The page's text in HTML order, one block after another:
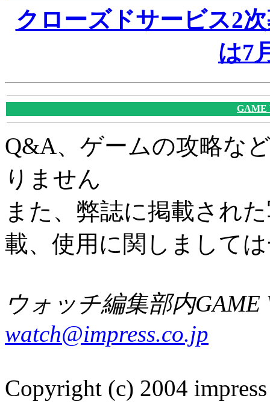
クローズドサービス2
は7
GAME
Q&A、ゲームの攻略な
りません
また、弊誌に掲載され
載、使用に関しまして
ウォッチ編集部内GAME
watch@impress.co.jp
Copyright (c) 2004